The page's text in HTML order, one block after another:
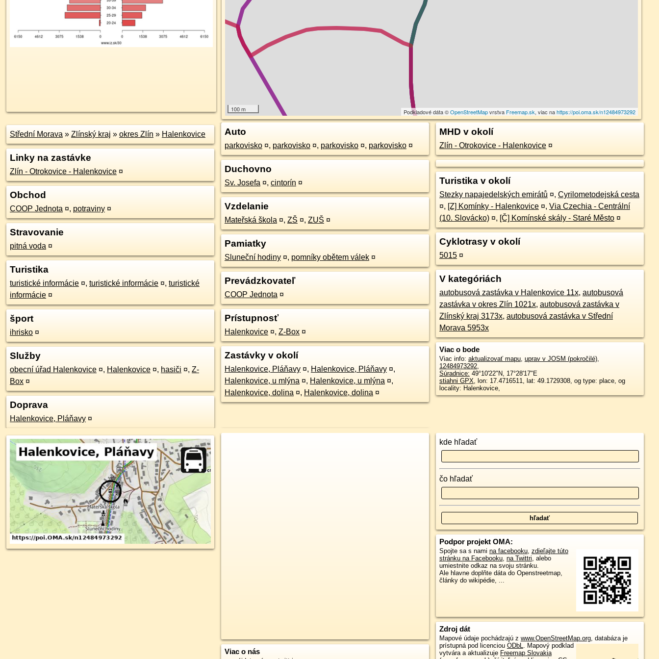
100 m Podkladové dáta ©OpenStreetMapvrstva Freemap.sk, viac nahttps://poi.oma.sk/n12484973292
Střední Morava » Zlínský kraj » okres Zlín » Halenkovice
Linky na zastávke
Zlín - Otrokovice - Halenkovice ¤
Obchod
COOP Jednota ¤, potraviny ¤
Stravovanie
pitná voda ¤
Turistika
turistické informácie ¤, turistické informácie ¤, turistické
informácie ¤
šport
ihrisko ¤
Služby
obecní úřad Halenkovice ¤, Halenkovice ¤, hasiči ¤, Z-
Box ¤
Doprava
Halenkovice, Pláňavy ¤
Auto
parkovisko ¤, parkovisko ¤, parkovisko ¤, parkovisko ¤
Duchovno
Sv. Josefa ¤, cintorín ¤
Vzdelanie
Mateřská škola ¤, ZŠ ¤, ZUŠ ¤
Pamiatky
Sluneční hodiny ¤, pomníky obětem válek ¤
Prevádzkovateľ
COOP Jednota ¤
Prístupnosť
Halenkovice ¤, Z-Box ¤
Zastávky v okolí
Halenkovice, Pláňavy ¤, Halenkovice, Pláňavy ¤,
Halenkovice, u mlýna ¤, Halenkovice, u mlýna ¤,
Halenkovice, dolina ¤, Halenkovice, dolina ¤
MHD v okolí
Zlín - Otrokovice - Halenkovice ¤
Turistika v okolí
Stezky napajedelských emirátů ¤, Cyrilometodejská cesta
¤, [Z] Komínky - Halenkovice ¤, Via Czechia - Centrální
(10. Slovácko) ¤, [Č] Komínské skály - Staré Město ¤
Cyklotrasy v okolí
5015 ¤
V kategóriách
autobusová zastávka v Halenkovice 11x, autobusová
zastávka v okres Zlín 1021x, autobusová zastávka v
Zlínský kraj 3173x, autobusová zastávka v Střední
Morava 5953x
Viac o bode
Viac info: aktualizovať mapu, uprav v JOSM (pokročilé),
12484973292,
Súradnice: 49°10'22"N, 17°28'17"E
stiahni GPX, lon: 17.4716511, lat: 49.1729308, og type: place, og
locality: Halenkovice,
Viac o nás
kde hľadať
čo hľadať
Podpor projekt OMA:
Spojte sa s nami na facebooku, zdieľajte túto
stránku na Facebooku, na Twittri, alebo
umiestnite odkaz na svoju stránku.
Ale hlavne doplňte dáta do Openstreetmap,
články do wikipédie, ...
Zdroj dát
Mapové údaje pochádzajú z www.OpenStreetMap.org, databáza je
prístupná pod licenciou ODbL. Mapový podklad
vytvára a aktualizuje Freemap Slovakia